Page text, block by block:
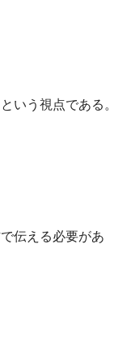
いう視点である。
伝える必要があ